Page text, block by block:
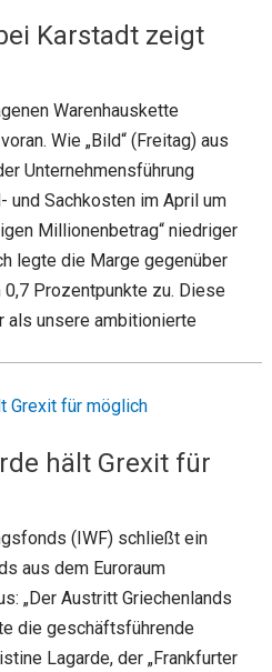
Karstadt zeigt
Warenhauskette
Wie „Bild“ (Freitag) aus
Unternehmensführung
und Sachkosten im April um
Millionenbetrag“ niedriger
legte die Marge gegenüber
0,7 Prozentpunkte zu. Diese
als unsere ambitionierte
hält Grexit für
(IWF) schließt ein
aus dem Euroraum
„Der Austritt Griechenlands
die geschäftsführende
Lagarde, der „Frankfurter